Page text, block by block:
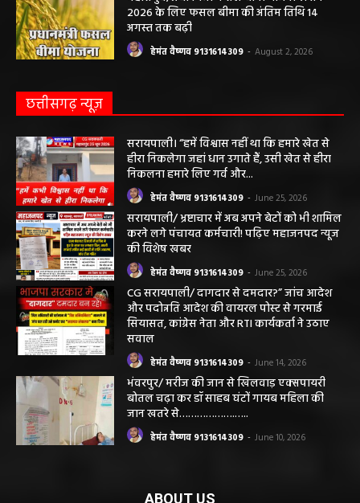
2026 के लिए फसल बीमा की अंतिम तिथि 14
अगस्त तक बढ़ी
हेमंत वैष्णव 9131614309 - August 2, 2026
छत्तीसगढ़ न्यूज़
सरायपाली। “हमें विश्वास नहीं था कि हमारे खेत से
हीरा निकलेगा जहां धान उगाते हैं, उसी खेत से हीरा
निकलना हमारे लिए गर्व और...
हेमंत वैष्णव 9131614309 - June 25, 2026
सरायपाली/ भ्रष्टाचार में अब अपने बेटों को भी शामिल
करने लगे पंचायत कर्मचारी! पढ़िए महाजनपद न्यूज
की विशेष खबर
हेमंत वैष्णव 9131614309 - June 25, 2026
CG सरायपाली/ दागदार से दमदार?” जांच आदेश
और पदोन्नति आदेश की वायरल पोस्ट से गरमाई
सियासत, कांग्रेस नेता और RTI कार्यकर्ता ने उठाए
सवाल
हेमंत वैष्णव 9131614309 - June 14, 2026
भंवरपुर/ मरीज की जान से खिलवाड़ एक्सपायरी
बोतल चढ़ा कर डॉ साहब घंटों गायब महिला की
जान खतरे से……………….…..
हेमंत वैष्णव 9131614309 - June 10, 2026
ABOUT US